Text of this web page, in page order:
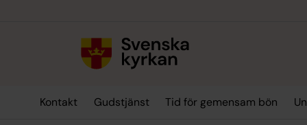
Kontakt Gudstjänst Tid för gemensam bön